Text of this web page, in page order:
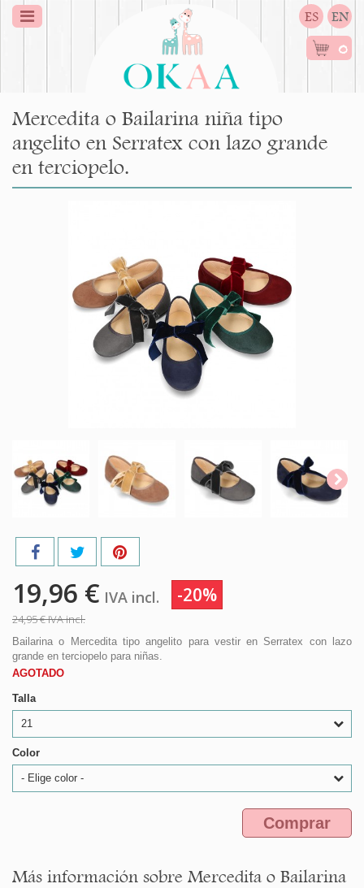
ES EN
0
Mercedita o Bailarina niña tipo
angelito en Serratex con lazo grande
en terciopelo.
19,96 € IVA incl. -20%
24,95 €IVA incl.
Bailarina o Mercedita tipo angelito para vestir en Serratex con lazo
grande en terciopelo para niñas.
AGOTADO
Talla
21
Color
- Elige color -
Comprar
Más información sobre Mercedita o Bailarina